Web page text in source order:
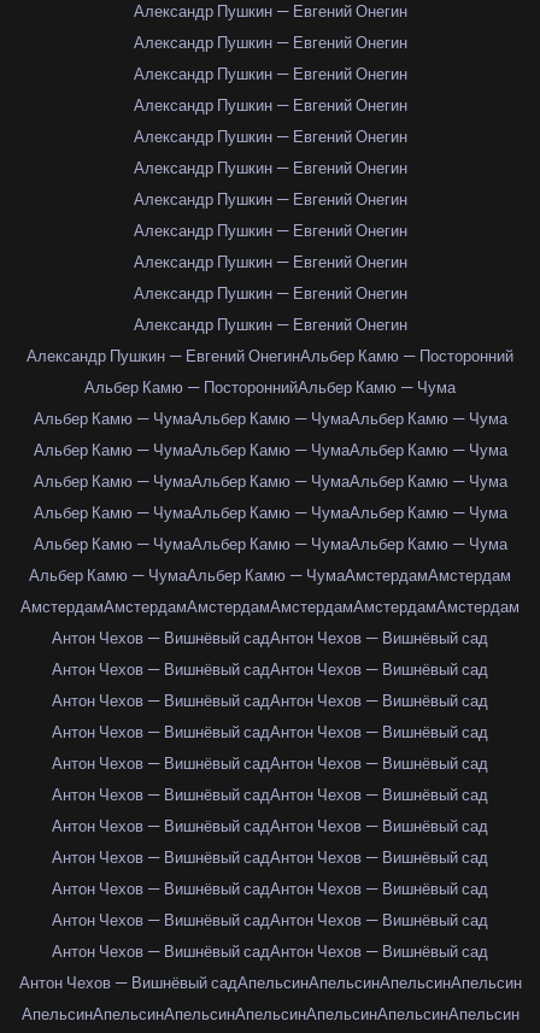
Александр Пушкин — Евгений Онегин
Александр Пушкин — Евгений Онегин
Александр Пушкин — Евгений Онегин
Александр Пушкин — Евгений Онегин
Александр Пушкин — Евгений Онегин
Александр Пушкин — Евгений Онегин
Александр Пушкин — Евгений Онегин
Александр Пушкин — Евгений Онегин
Александр Пушкин — Евгений Онегин
Александр Пушкин — Евгений Онегин
Александр Пушкин — Евгений Онегин
Александр Пушкин — Евгений ОнегинАльбер Камю — Посторонний
Альбер Камю — ПостороннийАльбер Камю — Чума
Альбер Камю — ЧумаАльбер Камю — ЧумаАльбер Камю — Чума
Альбер Камю — ЧумаАльбер Камю — ЧумаАльбер Камю — Чума
Альбер Камю — ЧумаАльбер Камю — ЧумаАльбер Камю — Чума
Альбер Камю — ЧумаАльбер Камю — ЧумаАльбер Камю — Чума
Альбер Камю — ЧумаАльбер Камю — ЧумаАльбер Камю — Чума
Альбер Камю — ЧумаАльбер Камю — ЧумаАмстердамАмстердам
АмстердамАмстердамАмстердамАмстердамАмстердамАмстердам
Антон Чехов — Вишнёвый садАнтон Чехов — Вишнёвый сад
Антон Чехов — Вишнёвый садАнтон Чехов — Вишнёвый сад
Антон Чехов — Вишнёвый садАнтон Чехов — Вишнёвый сад
Антон Чехов — Вишнёвый садАнтон Чехов — Вишнёвый сад
Антон Чехов — Вишнёвый садАнтон Чехов — Вишнёвый сад
Антон Чехов — Вишнёвый садАнтон Чехов — Вишнёвый сад
Антон Чехов — Вишнёвый садАнтон Чехов — Вишнёвый сад
Антон Чехов — Вишнёвый садАнтон Чехов — Вишнёвый сад
Антон Чехов — Вишнёвый садАнтон Чехов — Вишнёвый сад
Антон Чехов — Вишнёвый садАнтон Чехов — Вишнёвый сад
Антон Чехов — Вишнёвый садАнтон Чехов — Вишнёвый сад
Антон Чехов — Вишнёвый садАпельсинАпельсинАпельсинАпельсин
АпельсинАпельсинАпельсинАпельсинАпельсинАпельсинАпельсин